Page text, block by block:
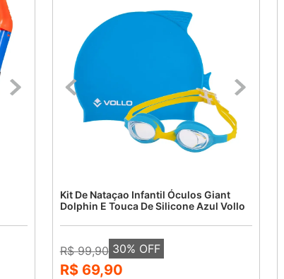
Kit De Nataçao Infantil Óculos Giant
Dolphin E Touca De Silicone Azul Vollo
R$ 99,90 30% OFF
R$ 69,90